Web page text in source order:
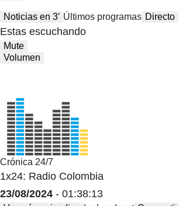
Noticias en 3′ Últimos programas Directo
Estas escuchando
Mute
Volumen
Crónica 24/7
1x24: Radio Colombia
23/08/2024 - 01:38:13